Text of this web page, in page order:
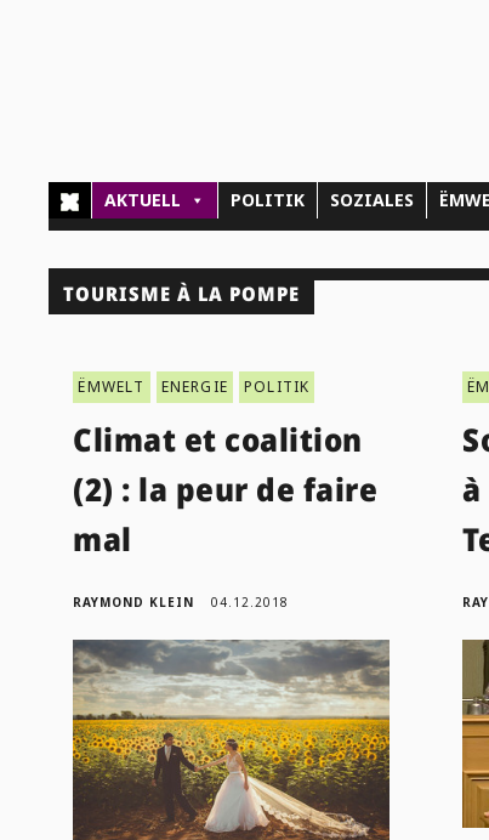
AKTUELL POLITIK SOZIALES
TOURISME À LA POMPE
ËMWELT ENERGIE POLITIK
Climat et coalition
(2) : la peur de faire
mal
RAYMOND KLEIN 04.12.2018